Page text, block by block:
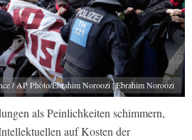
/ AP Photo/Ebrahim Noroozi | Ebrahim Noroozi
als Peinlichkeiten schimmern,
auf Kosten der